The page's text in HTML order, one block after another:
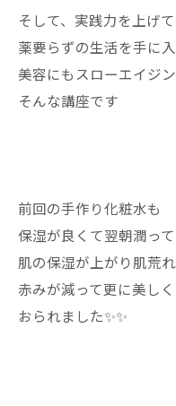
そして、実践力を上げ
薬要らずの生活を手に
美容にもスローエイジ
そんな講座です
前回の手作り化粧水も
保湿が良くて翌朝潤っ
肌の保湿が上がり肌荒
赤みが減って更に美し
おられました✨✨